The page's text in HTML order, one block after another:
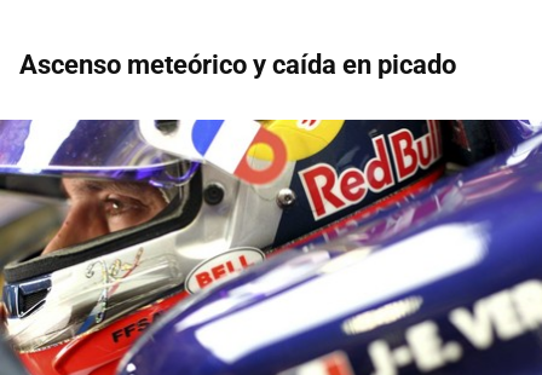
Ascenso meteórico y caída en picado